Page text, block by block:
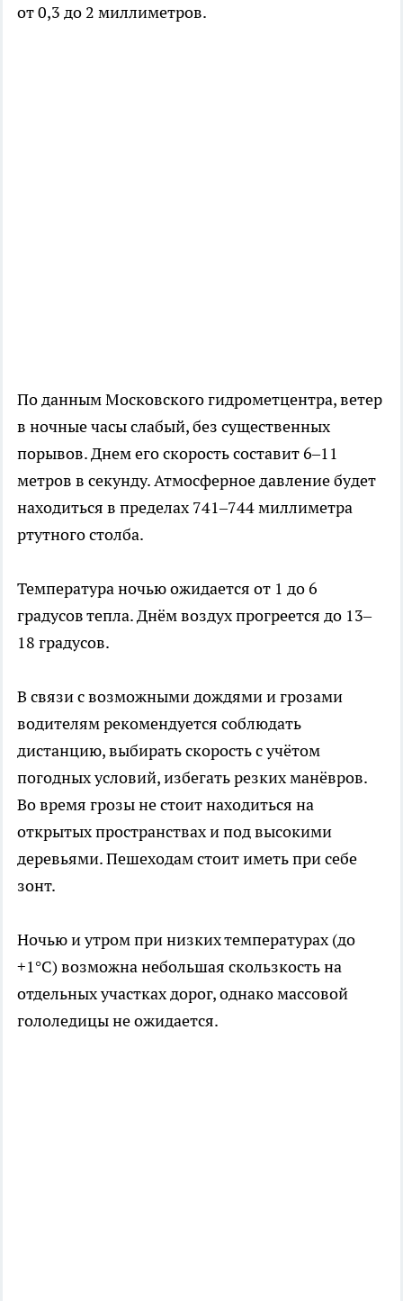
от 0,3 до 2 миллиметров.
По данным Московского гидрометцентра, ветер
в ночные часы слабый, без существенных
порывов. Днем его скорость составит 6–11
метров в секунду. Атмосферное давление будет
находиться в пределах 741–744 миллиметра
ртутного столба.
Температура ночью ожидается от 1 до 6
градусов тепла. Днём воздух прогреется до 13–
18 градусов.
В связи с возможными дождями и грозами
водителям рекомендуется соблюдать
дистанцию, выбирать скорость с учётом
погодных условий, избегать резких манёвров.
Во время грозы не стоит находиться на
открытых пространствах и под высокими
деревьями. Пешеходам стоит иметь при себе
зонт.
Ночью и утром при низких температурах (до
+1°C) возможна небольшая скользкость на
отдельных участках дорог, однако массовой
гололедицы не ожидается.